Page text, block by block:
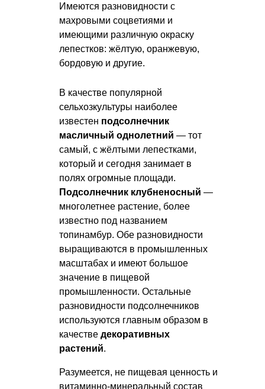
Имеются разновидности с
махровыми соцветиями и
имеющими различную окраску
лепестков: жёлтую, оранжевую,
бордовую и другие.
В качестве популярной
сельхозкультуры наиболее
известен подсолнечник
масличный однолетний — тот
самый, с жёлтыми лепестками,
который и сегодня занимает в
полях огромные площади.
Подсолнечник клубненосный —
многолетнее растение, более
известно под названием
топинамбур. Обе разновидности
выращиваются в промышленных
масштабах и имеют большое
значение в пищевой
промышленности. Остальные
разновидности подсолнечников
используются главным образом в
качестве декоративных
растений.
Разумеется, не пищевая ценность и
витаминно-минеральный состав